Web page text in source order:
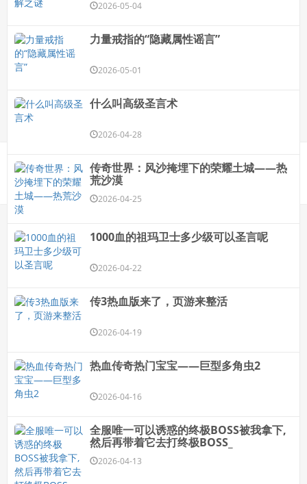
2026-05-04
力量戒指的“隐藏属性谣言”
2026-05-01
什么叫高级圣言术
2026-04-28
传奇世界：风沙掩埋下的荣耀土城——热
荒沙漠
2026-04-25
1000血的祖玛卫士多少级可以圣言呢
2026-04-22
传3热血版来了，页游来整活
2026-04-19
热血传奇热门宝宝——巨型多角虫2
2026-04-16
全服唯一可以诱惑的终极BOSS被我拿下,
然后再带着它去打终极BOSS_
2026-04-13